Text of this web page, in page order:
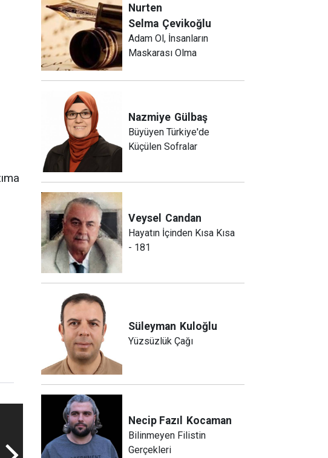
Nurten
Selma Çevikoğlu
Adam Ol, İnsanların
Maskarası Olma
Nazmiye Gülbaş
Büyüyen Türkiye'de
Küçülen Sofralar
Veysel Candan
Hayatın İçinden Kısa Kısa
- 181
Süleyman Kuloğlu
Yüzsüzlük Çağı
Necip Fazıl Kocaman
Bilinmeyen Filistin
Gerçekleri